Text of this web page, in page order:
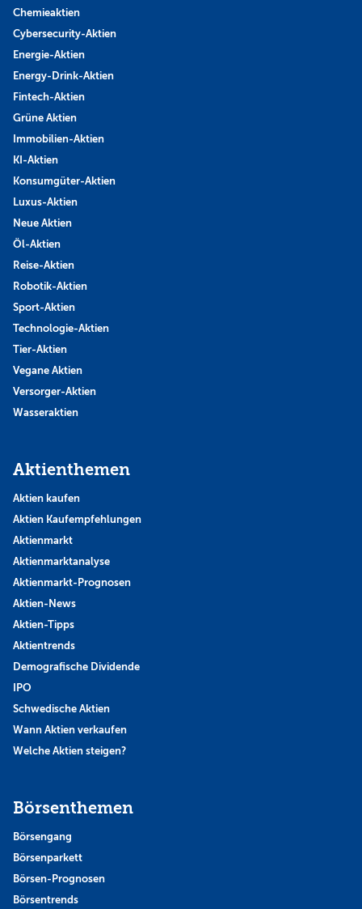
Chemieaktien
Cybersecurity-Aktien
Energie-Aktien
Energy-Drink-Aktien
Fintech-Aktien
Grüne Aktien
Immobilien-Aktien
KI-Aktien
Konsumgüter-Aktien
Luxus-Aktien
Neue Aktien
Öl-Aktien
Reise-Aktien
Robotik-Aktien
Sport-Aktien
Technologie-Aktien
Tier-Aktien
Vegane Aktien
Versorger-Aktien
Wasseraktien
Aktienthemen
Aktien kaufen
Aktien Kaufempfehlungen
Aktienmarkt
Aktienmarktanalyse
Aktienmarkt-Prognosen
Aktien-News
Aktien-Tipps
Aktientrends
Demografische Dividende
IPO
Schwedische Aktien
Wann Aktien verkaufen
Welche Aktien steigen?
Börsenthemen
Börsengang
Börsenparkett
Börsen-Prognosen
Börsentrends